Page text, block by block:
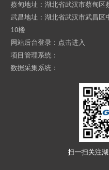
蔡甸地址：湖北省武汉市蔡甸区
武昌地址：湖北省武汉市武昌
10楼
网站后台登录： 点击进入
项目管理系统：
数据采集系统：
扫一扫关注